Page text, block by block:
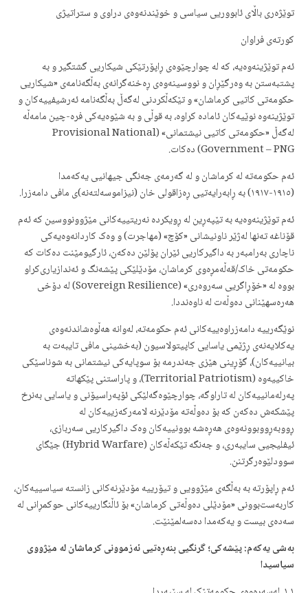
توێژەری باڵای ئابووریی سیاسی و خوێندنەوەی دراوی و ستراتیژی
کورتەی فراوان
ئەم توێژینەوەیە، کە لە چوارچێوەی ڕاپۆرتێکی شیکاریی گشتگیر و بە
پشتبەستن بە وەرگێڕان و نووسینەوەی ڕەخنەگرانەی بەڵگەنامەی «شیکاریی
حکومەتی کاتیی کرماشان» و تێکەڵکردنی لەگەڵ بەڵگەنامە ئەرشیفییەکان و
توێژینەوە نوێیەکان ئامادە کراوە، بە قوڵی و بە شێوەیەکی فرە-چین مامەڵە
لەگەڵ «حکومەتی کاتیی نیشتمانی» (Provisional National
Government – PNG) دەکات.
ئەم حکومەتە لە کرماشان و لە گەرمەی جەنگی جیهانیی یەکەمدا
(١٩١٥-١٩١٧) بە ڕابەرایەتیی ڕەزاقولی خان (نیزاموسەلتەنە)ی مافی دامەزرا.
ئەم توێژینەوەیە بە تێپەڕین لە ڕویکردە نەریتییەکانی مێژوونووسین کە ئەم
قۆناغە تەنها لەژێر ناونیشانی «کۆچ» (مهاجرت) و وەک کاردانەوەیەکی
ناچاری بەرامبەر بە داگیرکاریی ئێران پۆلێن دەکەن، ئارگیومێنت دەکات کە
حکومەتی خاک/قەڵەمڕەوی کرماشان، مۆدێلێکی پێشەنگ و ئەندازیاری‌کراو
بووە لە «خۆڕاگریی سەروەری» (Sovereign Resilience) لە دۆخی
هەرەسهێنانی دەوڵەت لە ناوەنددا.
نوێگەرییە دامەزراوەییەکانی ئەم حکومەتە، لەوانە هەڵوەشاندنەوەی
یەکلایەنەی ڕژێمی یاسایی کاپیتولاسیون (بەخشینی مافی تایبەت بە
بیانییەکان)، گۆڕینی هێزی جەندرمە بۆ سوپایەکی نیشتمانی بە شوناسێکی
خاکییەوە (Territorial Patriotism)، و پاراستنی پێکهاتە
پەرلەمانییەکان لە تاراوگە، چوارچێوەگەلێکی ئۆپەراسیۆنی و یاسایی بەنرخ
پێشکەش دەکەن کە بۆ دەوڵەتە مۆدێرنە لامەرکەزییەکان لە
ڕووبەڕووبوونەوەی هەڕەشە بوونییەکان وەک داگیرکاریی سەربازی،
ئیفلیجیی سایبەری، و جەنگە تێکەڵەکان (Hybrid Warfare) جێگای
سوودلێوەرگرتنن.
ئەم ڕاپۆرتە بە بەڵگەی مێژوویی و تیۆرییە مۆدێرنەکانی زانستە سیاسییەکان،
کاربەست‌بوونی «مۆدێلی دەوڵەتی کرماشان» بۆ ئاڵنگارییەکانی حوکمڕانی لە
سەدەی بیست و یەکەمدا دەسەلمێنێت.
بەشی یەکەم: پێشەکی؛ گرنگیی بنەڕەتیی ئەزموونی کرماشان لە مێژووی
سیاسیدا